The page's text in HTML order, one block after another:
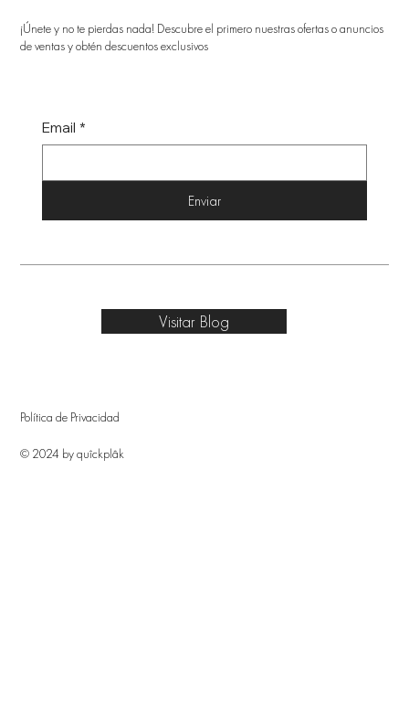
¡Únete y no te pierdas nada! Descubre el primero nuestras ofertas o anuncios
de ventas y obtén descuentos exclusivos
Email *
Enviar
Política de Privacidad
© 2024 by quîckplâk
Visitar Blog